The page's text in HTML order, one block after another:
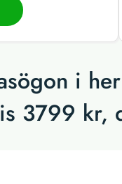
i
3799 kr,